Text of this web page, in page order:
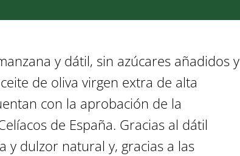
y dátil, sin azúcares añadidos y
de oliva virgen extra de alta
con la aprobación de la
de España. Gracias al dátil
dulzor natural y, gracias a las